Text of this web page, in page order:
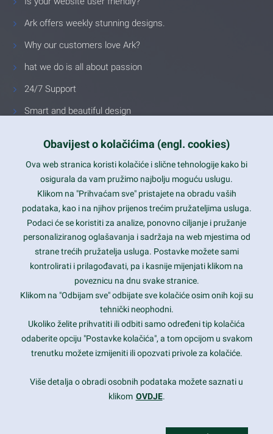
Ark offers weekly stunning designs.
Why our customers love Ark?
hat we do is all about passion
24/7 Support
Smart and beautiful design
Latest trends and much more...
Contact Info
1600 Amphitheatre Parkway, Mountain View, CA 94043
prothemes.net@gmail.com
Daily: 9:00 am - 6:00 pm
Sunday: Closed
Copyright 2017FRESHFACE© All Rights Reserved
Obavijest o kolačićima (engl. cookies)
Ova web stranica koristi kolačiće i slične tehnologije kako bi
osigurala da vam pružimo najbolju moguću uslugu.
Klikom na "Prihvaćam sve" pristajete na obradu vaših
podataka, kao i na njihov prijenos trećim pružateljima usluga.
Podaci će se koristiti za analize, ponovno ciljanje i pružanje
personaliziranog oglašavanja i sadržaja na web mjestima od
strane trećih pružatelja usluga. Postavke možete sami
kontrolirati i prilagođavati, pa i kasnije mijenjati klikom na
poveznicu na dnu svake stranice.
Klikom na "Odbijam sve" odbijate sve kolačiće osim onih koji su
tehnički neophodni.
Ukoliko želite prihvatiti ili odbiti samo određeni tip kolačića
odaberite opciju "Postavke kolačića", a tom opcijom u svakom
trenutku možete izmijeniti ili opozvati privole za kolačiće.
Više detalja o obradi osobnih podataka možete saznati u
klikom OVDJE.